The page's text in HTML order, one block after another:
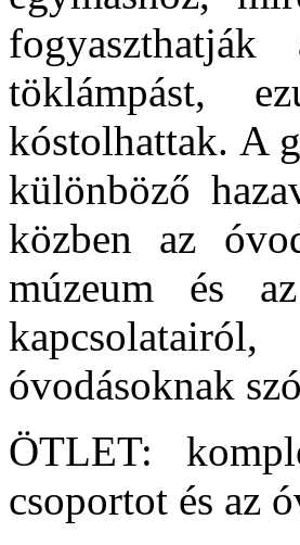
töklámpást,
kóstolhattak. A
különböző
közben az
múzeum és
óvodásoknak
ÖTLET:
csoportot és az